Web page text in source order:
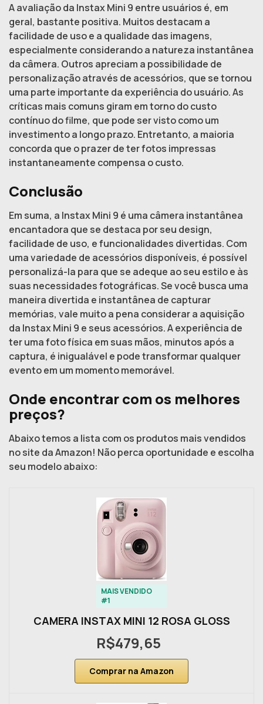
A avaliação da Instax Mini 9 entre usuários é, em
geral, bastante positiva. Muitos destacam a
facilidade de uso e a qualidade das imagens,
especialmente considerando a natureza instantânea
da câmera. Outros apreciam a possibilidade de
personalização através de acessórios, que se tornou
uma parte importante da experiência do usuário. As
críticas mais comuns giram em torno do custo
contínuo do filme, que pode ser visto como um
investimento a longo prazo. Entretanto, a maioria
concorda que o prazer de ter fotos impressas
instantaneamente compensa o custo.
Conclusão
Em suma, a Instax Mini 9 é uma câmera instantânea
encantadora que se destaca por seu design,
facilidade de uso, e funcionalidades divertidas. Com
uma variedade de acessórios disponíveis, é possível
personalizá-la para que se adeque ao seu estilo e às
suas necessidades fotográficas. Se você busca uma
maneira divertida e instantânea de capturar
memórias, vale muito a pena considerar a aquisição
da Instax Mini 9 e seus acessórios. A experiência de
ter uma foto física em suas mãos, minutos após a
captura, é inigualável e pode transformar qualquer
evento em um momento memorável.
Onde encontrar com os melhores
preços?
Abaixo temos a lista com os produtos mais vendidos
no site da Amazon! Não perca oportunidade e escolha
seu modelo abaixo:
MAIS VENDIDO
#1
CAMERA INSTAX MINI 12 ROSA GLOSS
R$479,65
Comprar na Amazon